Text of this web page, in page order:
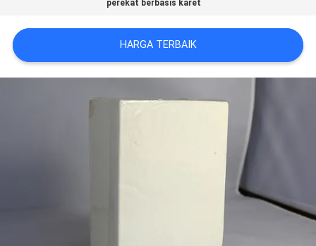
SITEMAP
KEBIJAKAN
perekat berbasis karet
HARGA TERBAIK